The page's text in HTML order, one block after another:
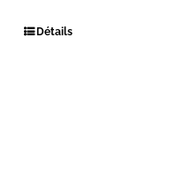
Détails